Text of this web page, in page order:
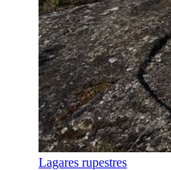
Lagares rupestres